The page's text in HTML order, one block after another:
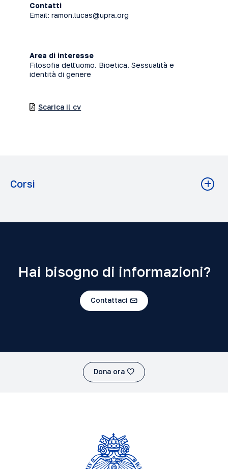
Contatti
Email: ramon.lucas@upra.org
Area di interesse
Filosofia dell'uomo. Bioetica. Sessualità e
identità di genere
Scarica il cv
Corsi
Hai bisogno di informazioni?
Contattaci
Dona ora